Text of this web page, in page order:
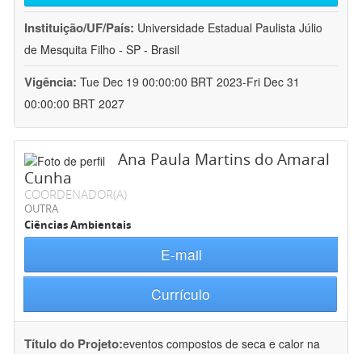
Instituição/UF/País: Universidade Estadual Paulista Júlio
de Mesquita Filho - SP - Brasil
Vigência: Tue Dec 19 00:00:00 BRT 2023-Fri Dec 31
00:00:00 BRT 2027
Ana Paula Martins do Amaral
Cunha
COORDENADOR(A)
OUTRA
Ciências Ambientais
E-mail
Currículo
Título do Projeto:eventos compostos de seca e calor na